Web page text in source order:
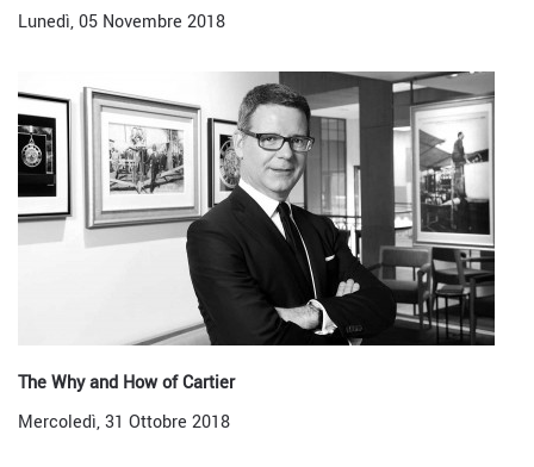
Lunedì, 05 Novembre 2018
The Why and How of Cartier
Mercoledì, 31 Ottobre 2018